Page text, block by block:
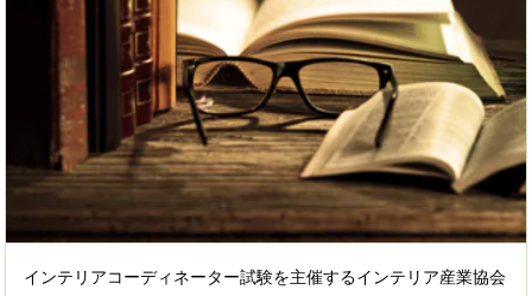
インテリアコーディネーター試験を主催するインテリア産業協会